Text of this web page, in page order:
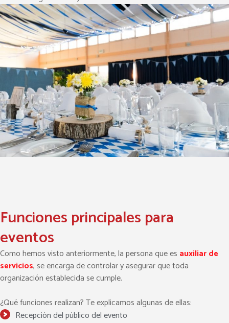
Funciones principales para
eventos
Como hemos visto anteriormente, la persona que es auxiliar de
servicios, se encarga de controlar y asegurar que toda
organización establecida se cumple.
¿Qué funciones realizan? Te explicamos algunas de ellas:
Recepción del público del evento